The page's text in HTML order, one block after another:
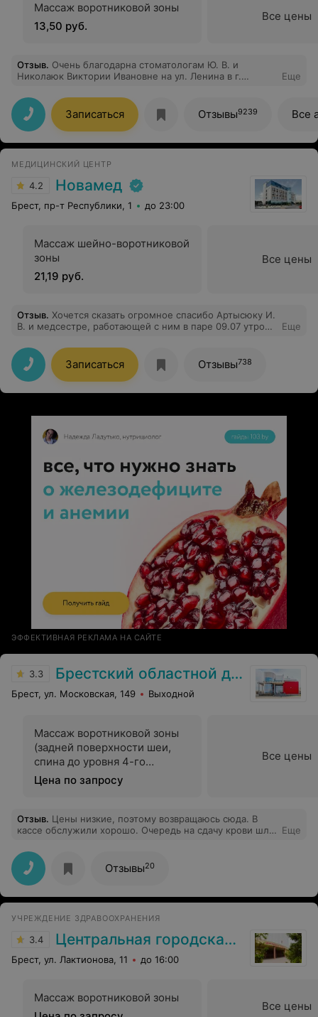
Массаж воротниковой зоны
13,50 руб.
Все цены
Отзыв. Очень благодарна стоматологам Ю. В. и
Николаюк Виктории Ивановне на ул. Ленина в г.
моего ребёнка, не смотря на полную запись. В то
время, как ни в одном государственное учреждении
нам не оказали помощь, здесь нам пошли навстречу и
оказали экстренную помощь , за что большое
человеческое спасибо.
Еще
Записаться Отзывы9239 Все
МЕДИЦИНСКИЙ ЦЕНТР
4.2 Новамед
Брест, пр-т Республики, 1 до 23:00
Массаж шейно-воротниковой
зоны
21,19 руб.
Все цены
Отзыв. Хочется сказать огромное спасибо Артысюку И.
В. и медсестре, работающей с ним в паре 09.07 утром
внимательный подход. Первый раз делала
обследование ФГДС. Очень переживала и нервничала.
Но все прошло хорошо, благодаря таким
замечательным специалистам.
Еще
Записаться Отзывы738
ЭФФЕКТИВНАЯ РЕКЛАМА НА САЙТЕ
3.3 Брестский областной диспансер спортивной медицины
Брест, ул. Московская, 149 Выходной
Массаж воротниковой зоны
(задней поверхности шеи,
спина до уровня 4-го
грудного позвонка, передней
поверхности грудной клетки
Цена по запросу
Все цены
Отзыв. Цены низкие, поэтому возвращаюсь сюда. В
кассе обслужили хорошо. Очередь на сдачу крови шла
остался большой. Уже в самой лаборатории
отношение не понравилось
Еще
Отзывы20
УЧРЕЖДЕНИЕ ЗДРАВООХРАНЕНИЯ
3.4 Центральная городская больница
Брест, ул. Лактионова, 11 до 16:00
Массаж воротниковой зоны
Все цены